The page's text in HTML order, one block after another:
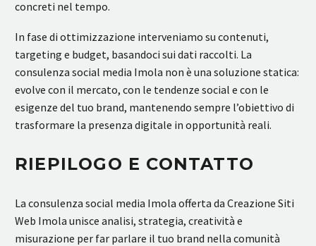
concreti nel tempo.
In fase di ottimizzazione interveniamo su contenuti,
targeting e budget, basandoci sui dati raccolti. La
consulenza social media Imola non è una soluzione statica:
evolve con il mercato, con le tendenze social e con le
esigenze del tuo brand, mantenendo sempre l’obiettivo di
trasformare la presenza digitale in opportunità reali.
RIEPILOGO E CONTATTO
La consulenza social media Imola offerta da Creazione Siti
Web Imola unisce analisi, strategia, creatività e
misurazione per far parlare il tuo brand nella comunità